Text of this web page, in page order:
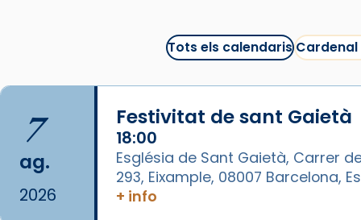
#CinemaEspiritualitual
@cinemaspiritcat
Imatge: Generada amb IA
(OpenAI)
Video
View on Facebook · Share
Arquebisbat de Barcelona
Tots els calendarisCardenal
7
ag.
2026
Festivitat de sant Gaietà
18:00
Església de Sant Gaietà, Carrer
293, Eixample, 08007 Barcelona,
+ info